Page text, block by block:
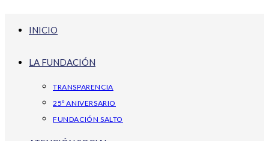
INICIO
LA FUNDACIÓN
TRANSPARENCIA
25º ANIVERSARIO
FUNDACIÓN SALTO